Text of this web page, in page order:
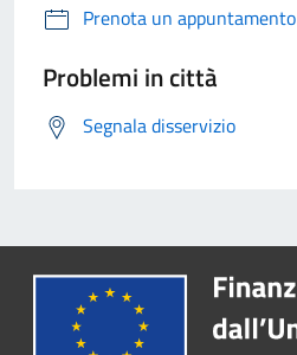
Prenota un appuntamento
Problemi in città
Segnala disservizio